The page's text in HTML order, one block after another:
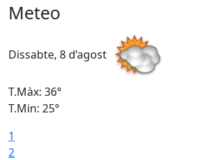
Meteo
Dissabte, 8 d’agost
T.Màx: 36°
T.Min: 25°
1
2